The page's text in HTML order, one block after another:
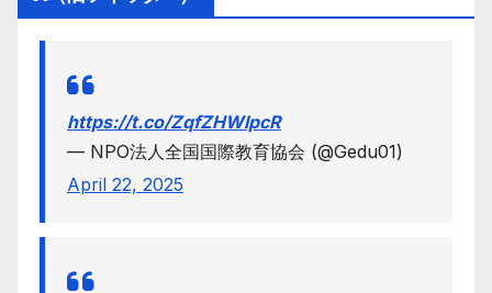
https://t.co/ZqfZHWlpcR
— NPO法人全国国際教育協会 (@Gedu01)
April 22, 2025